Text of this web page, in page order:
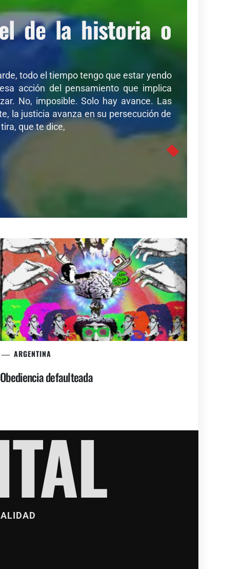
de la historia o
todo el tiempo tengo que estar yendo
acción del pensamiento que implica
No, imposible. Solo hay avance. Las
la justicia avanza en su persecución de
que te dice,
ARGENTINA
Obediencia defaulteada